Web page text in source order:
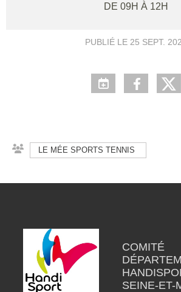
DE 09H À 12H
PUBLIÉ LE 25 SEPT.
LE MÉE SPORTS TENNIS
COMITÉ
SEINE-ET-